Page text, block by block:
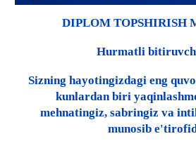
DIPLOM TOPSHIRISH
Hurmatli
Sizning hayotingizdagi eng
kunlardan biri
mehnatingiz, sabringiz va
munosib